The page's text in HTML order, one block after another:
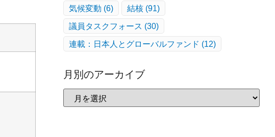
気候変動 (6) 結核(91)
議員タスクフォース (30)
連載：日本人とグローバルファンド (12)
月別のアーカイブ